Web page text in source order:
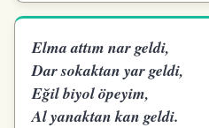
Elma attım nar geldi,
Dar sokaktan yar geldi,
Eğil biyol öpeyim,
Al yanaktan kan geldi.